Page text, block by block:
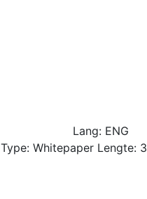
Lang: ENG
Type: Whitepaper Lengte: